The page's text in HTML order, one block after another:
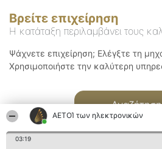
ΑΕΤΟΊ των ηλεκτρονικών
03:19
Βρείτε επιχείρηση
Η κατάταξη περιλαμβάνει τους
Ψάχνετε επιχείρηση; Ελέγξτε τη
Χρησιμοποιήστε την καλύτερη
Αναζήτηση